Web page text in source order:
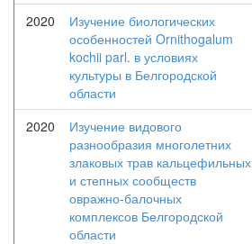
2020
Изучение биологических
особенностей Ornithogalum
kochii parl. в условиях
культуры в Белгородской
области
2020
Изучение видового
разнообразия многолетних
злаковых трав кальцефильных
и степных сообществ
овражно-балочных
комплексов Белгородской
области